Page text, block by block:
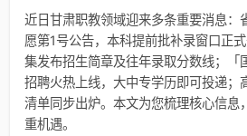
近日甘肃职教领域迎来多条重要消息：
愿第1号公告，本科提前批补录窗口正
集发布招生简章及往年录取分数线；「
招聘火热上线，大中专学历即可投递；
清单同步出炉。本文为您梳理核心信息
重机遇。